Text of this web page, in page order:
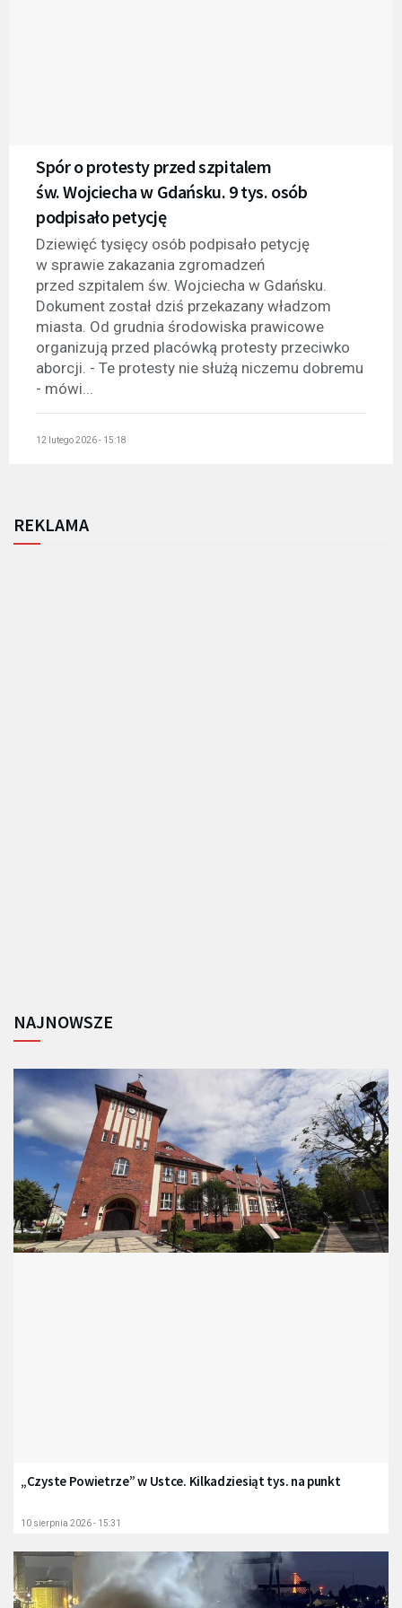
Spór o protesty przed szpitalem
św. Wojciecha w Gdańsku. 9 tys. osób
podpisało petycję
Dziewięć tysięcy osób podpisało petycję
w sprawie zakazania zgromadzeń
przed szpitalem św. Wojciecha w Gdańsku.
Dokument został dziś przekazany władzom
miasta. Od grudnia środowiska prawicowe
organizują przed placówką protesty przeciwko
aborcji. - Te protesty nie służą niczemu dobremu
- mówi...
12 lutego 2026 - 15:18
REKLAMA
NAJNOWSZE
„Czyste Powietrze” w Ustce. Kilkadziesiąt tys. na punkt
10 sierpnia 2026 - 15:31